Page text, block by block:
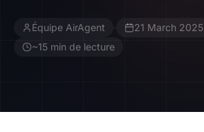
Contact
Équipe AirAgent · 21 March 2025
~15 min de lecture